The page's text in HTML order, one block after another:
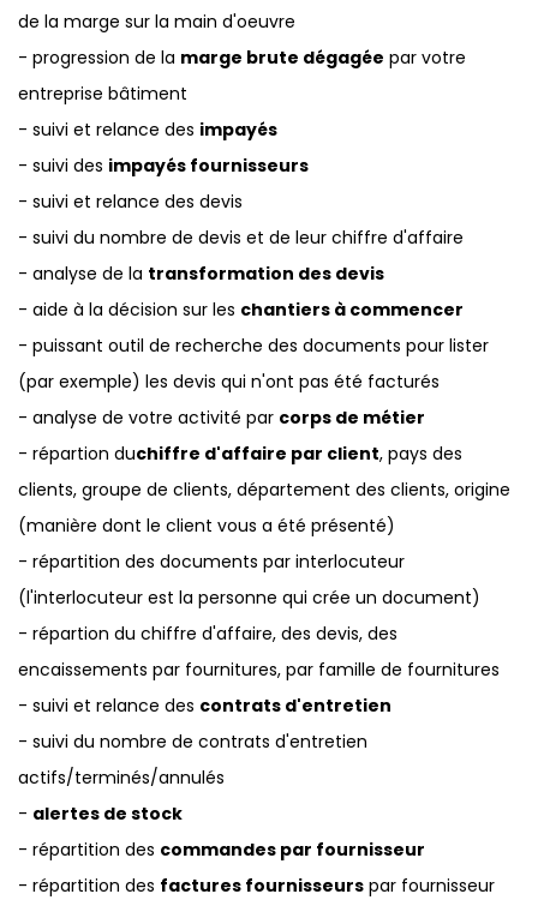
de la marge sur la main d'oeuvre
- progression de la marge brute dégagée par votre
entreprise bâtiment
- suivi et relance des impayés
- suivi des impayés fournisseurs
- suivi et relance des devis
- suivi du nombre de devis et de leur chiffre d'affaire
- analyse de la transformation des devis
- aide à la décision sur les chantiers à commencer
- puissant outil de recherche des documents pour lister
(par exemple) les devis qui n'ont pas été facturés
- analyse de votre activité par corps de métier
- répartion duchiffre d'affaire par client, pays des
clients, groupe de clients, département des clients, origine
(manière dont le client vous a été présenté)
- répartition des documents par interlocuteur
(l'interlocuteur est la personne qui crée un document)
- répartion du chiffre d'affaire, des devis, des
encaissements par fournitures, par famille de fournitures
- suivi et relance des contrats d'entretien
- suivi du nombre de contrats d'entretien
actifs/terminés/annulés
- alertes de stock
- répartition des commandes par fournisseur
- répartition des factures fournisseurs par fournisseur